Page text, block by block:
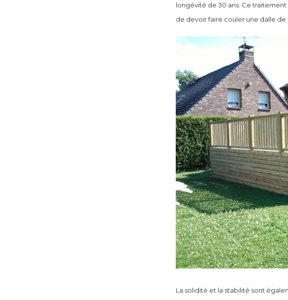
longévité de 30 ans. Ce
de devoir faire couler une dalle de
La solidité et la stabilité sont